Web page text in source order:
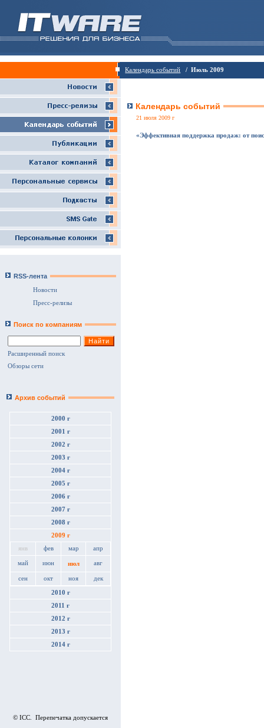
Календарь событий / Июль 2009
RSS-лента
Новости
Пресс-релизы
Поиск по компаниям
Расширенный поиск
Обзоры сети
Архив событий
2000 г
2001 г
2002 г
2003 г
2004 г
2005 г
2006 г
2007 г
2008 г
2009 г
янв
фев мар апр
май июн июл авг
сен окт ноя дек
2010 г
2011 г
2012 г
2013 г
2014 г
© ICC. Перепечатка допускается
Календарь событий
21 июля 2009 г
«Эффективная поддержка продаж: от